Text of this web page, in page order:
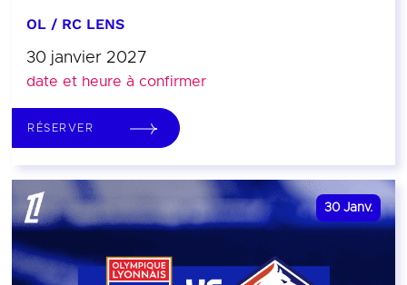
OL / RC LENS
30 janvier 2027
date et heure à confirmer
RÉSERVER
30 Janv.